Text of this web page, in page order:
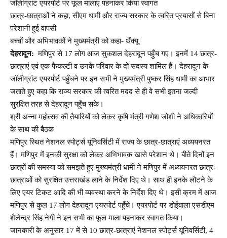
जॉलीग्रांट एयरपोर्ट पर फूल मालाएं पहनाकर किया स्वागत
छात्र-छात्राओं ने कहा, सीएम धामी और राज्य सरकार के त्वरित प्रयासों से बिना
परेशानी हुई वापसी
बच्चों और अभिभावकों ने मुख्यमंत्री को कहा- थैंक्यू
देहरादून: मणिपुर से 17 लोग आज सुकशल देहरादून पहुँच गए। इनमें 14 छात्र-
छात्राएं एवं एक फैकल्टी व उनके परिवार के दो सदस्य शामिल हैं। देहरादून के
जॉलीग्रांट एयरपोर्ट पहुँचने पर इन सभी ने मुख्यमंत्री पुष्कर सिंह धामी का आभार
जताते हुए कहा कि राज्य सरकार की त्वरित मदद से ही वे सभी इतना जल्दी
सुरक्षित तरह से देहरादून पहुँच सके।
श्री अन्ना महोत्सव की तैयारियों को लेकर कृषि मंत्री गणेश जोशी ने अधिकारियों
के साथ की बैठक
मणिपुर स्थित नेशनल स्पोर्ट्स यूनिवर्सिटी में राज्य के छात्र-छात्राएं अध्ययनरत
हैं। मणिपुर में इनकी सुरक्षा को लेकर अभिभावक खासे परेशान थे। बीते दिनों इन
छात्रों की समस्या को समझते हुए मुख्यमंत्री धामी ने मणिपुर में अध्ययनरत छात्र-
छात्राओं को सुरक्षित उत्तराखंड लाने के निर्देश दिए थे। साथ ही इनके लौटने के
लिए एयर टिकट आदि की भी व्यवस्था करने के निर्देश दिए थे। इसी क्रम में आज
मणिपुर से कुल 17 लोग देहरादून एयरपोर्ट पहुँचे। एयरपोर्ट पर डोईवाला एसडीएम
शैलेन्द्र सिंह नेगी ने इन सभी का फूल माला पहनाकर स्वागत किया।
जानकारी के अनुसार 17 में से 10 छात्र-छात्राएं नेशनल स्पोर्ट्स यूनिवर्सिटी, 4